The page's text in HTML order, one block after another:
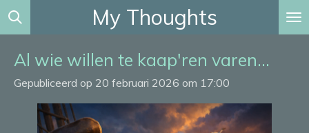
Ga
direct
naar
hoofdinhoud
My Thoughts
Al wie willen te kaap'ren varen...
Gepubliceerd op 20 februari 2026 om 17:00